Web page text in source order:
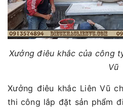
Xưởng điêu khắc của công
Vũ
Xưởng điêu khắc Liên Vũ
thi công lắp đặt sản phẩm